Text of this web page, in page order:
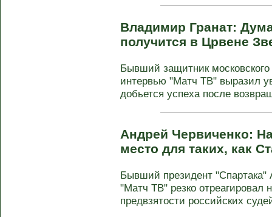
Владимир Гранат:
получится в Црвене
Бывший защитник
интервью "Матч ТВ" выразил
добьется успеха после
Андрей Червиченко:
место для таких, как
Бывший президент "Спартака"
"Матч ТВ" резко отреагировал
предвзятости российских